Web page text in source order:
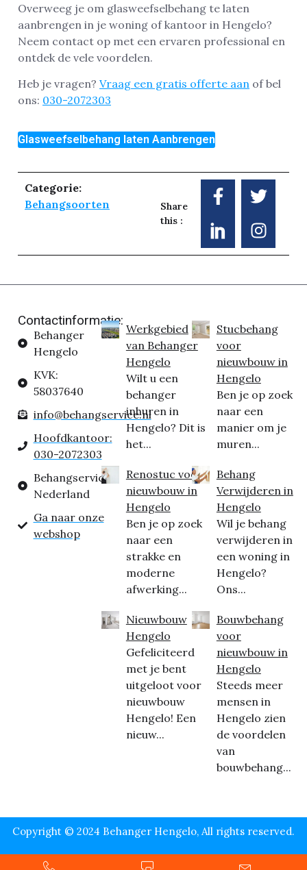
Overweeg je om glasweefselbehang te laten
aanbrengen in je woning of kantoor in Hengelo?
Neem contact op met een ervaren professional en
ontdek de vele voordelen.
Heb je vragen? Vraag een gratis offerte aan of bel
ons: 030-2072303
Glasweefselbehang laten Aanbrengen
Categorie:
Behangsoorten
Share
this :
Contactinformatie:
Behanger
Hengelo
KVK:
58037640
info@behangservice.nl
Hoofdkantoor:
030-2072303
Behangservice
Nederland
Ga naar onze
webshop
Werkgebied
van Behanger
Hengelo
Wilt u een
behanger
inhuren in
Hengelo? Dit is
het...
Renostuc voor
nieuwbouw in
Hengelo
Ben je op zoek
naar een
strakke en
moderne
afwerking...
Nieuwbouw
Hengelo
Gefeliciteerd
met je bent
uitgeloot voor
nieuwbouw
Hengelo! Een
nieuw...
Stucbehang
voor
nieuwbouw in
Hengelo
Ben je op zoek
naar een
manier om je
muren...
Behang
Verwijderen in
Hengelo
Wil je behang
verwijderen in
een woning in
Hengelo?
Ons...
Bouwbehang
voor
nieuwbouw in
Hengelo
Steeds meer
mensen in
Hengelo zien
de voordelen
van
bouwbehang...
Copyright © 2024 Behanger Hengelo, All rights reserved.